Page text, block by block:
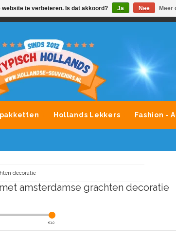
MOGELIJK ALLE MERKEN SOUVENIRS
Hollands Lekkers Fashion -
decoratie
amsterdamse grachten decoratie
€10
te verbeteren. Is dat akkoord? Ja Nee Meer